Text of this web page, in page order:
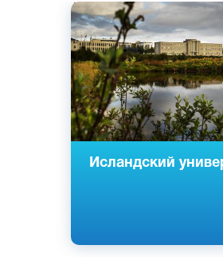
Исландский
Английский
Исландский
Рейкьявик, Исландия
Государственный